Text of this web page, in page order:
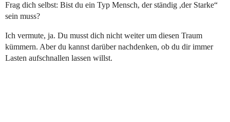
Frag dich selbst: Bist du ein Typ Mensch, der ständig ,der Starke“
sein muss?
Ich vermute, ja. Du musst dich nicht weiter um diesen Traum
kümmern. Aber du kannst darüber nachdenken, ob du dir immer
Lasten aufschnallen lassen willst.